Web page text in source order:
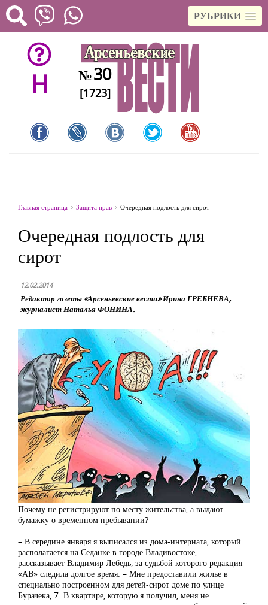
РУБРИКИ
H №30
[1723]
Главная страница Защита прав Очередная подлость для сирот
Очередная подлость для
сирот
12.02.2014
Редактор газеты «Арсеньевские вести» Ирина ГРЕБНЕВА,
журналист Наталья ФОНИНА.
Почему не регистрируют по месту жительства, а выдают
бумажку о временном пребывании?
– В середине января я выписался из дома-интерната, который
располагается на Седанке в городе Владивостоке, –
рассказывает Владимир Лебедь, за судьбой которого редакция
«АВ» следила долгое время. – Мне предоставили жилье в
специально построенном для детей-сирот доме по улице
Бурачека, 7. В квартире, которую я получил, меня не